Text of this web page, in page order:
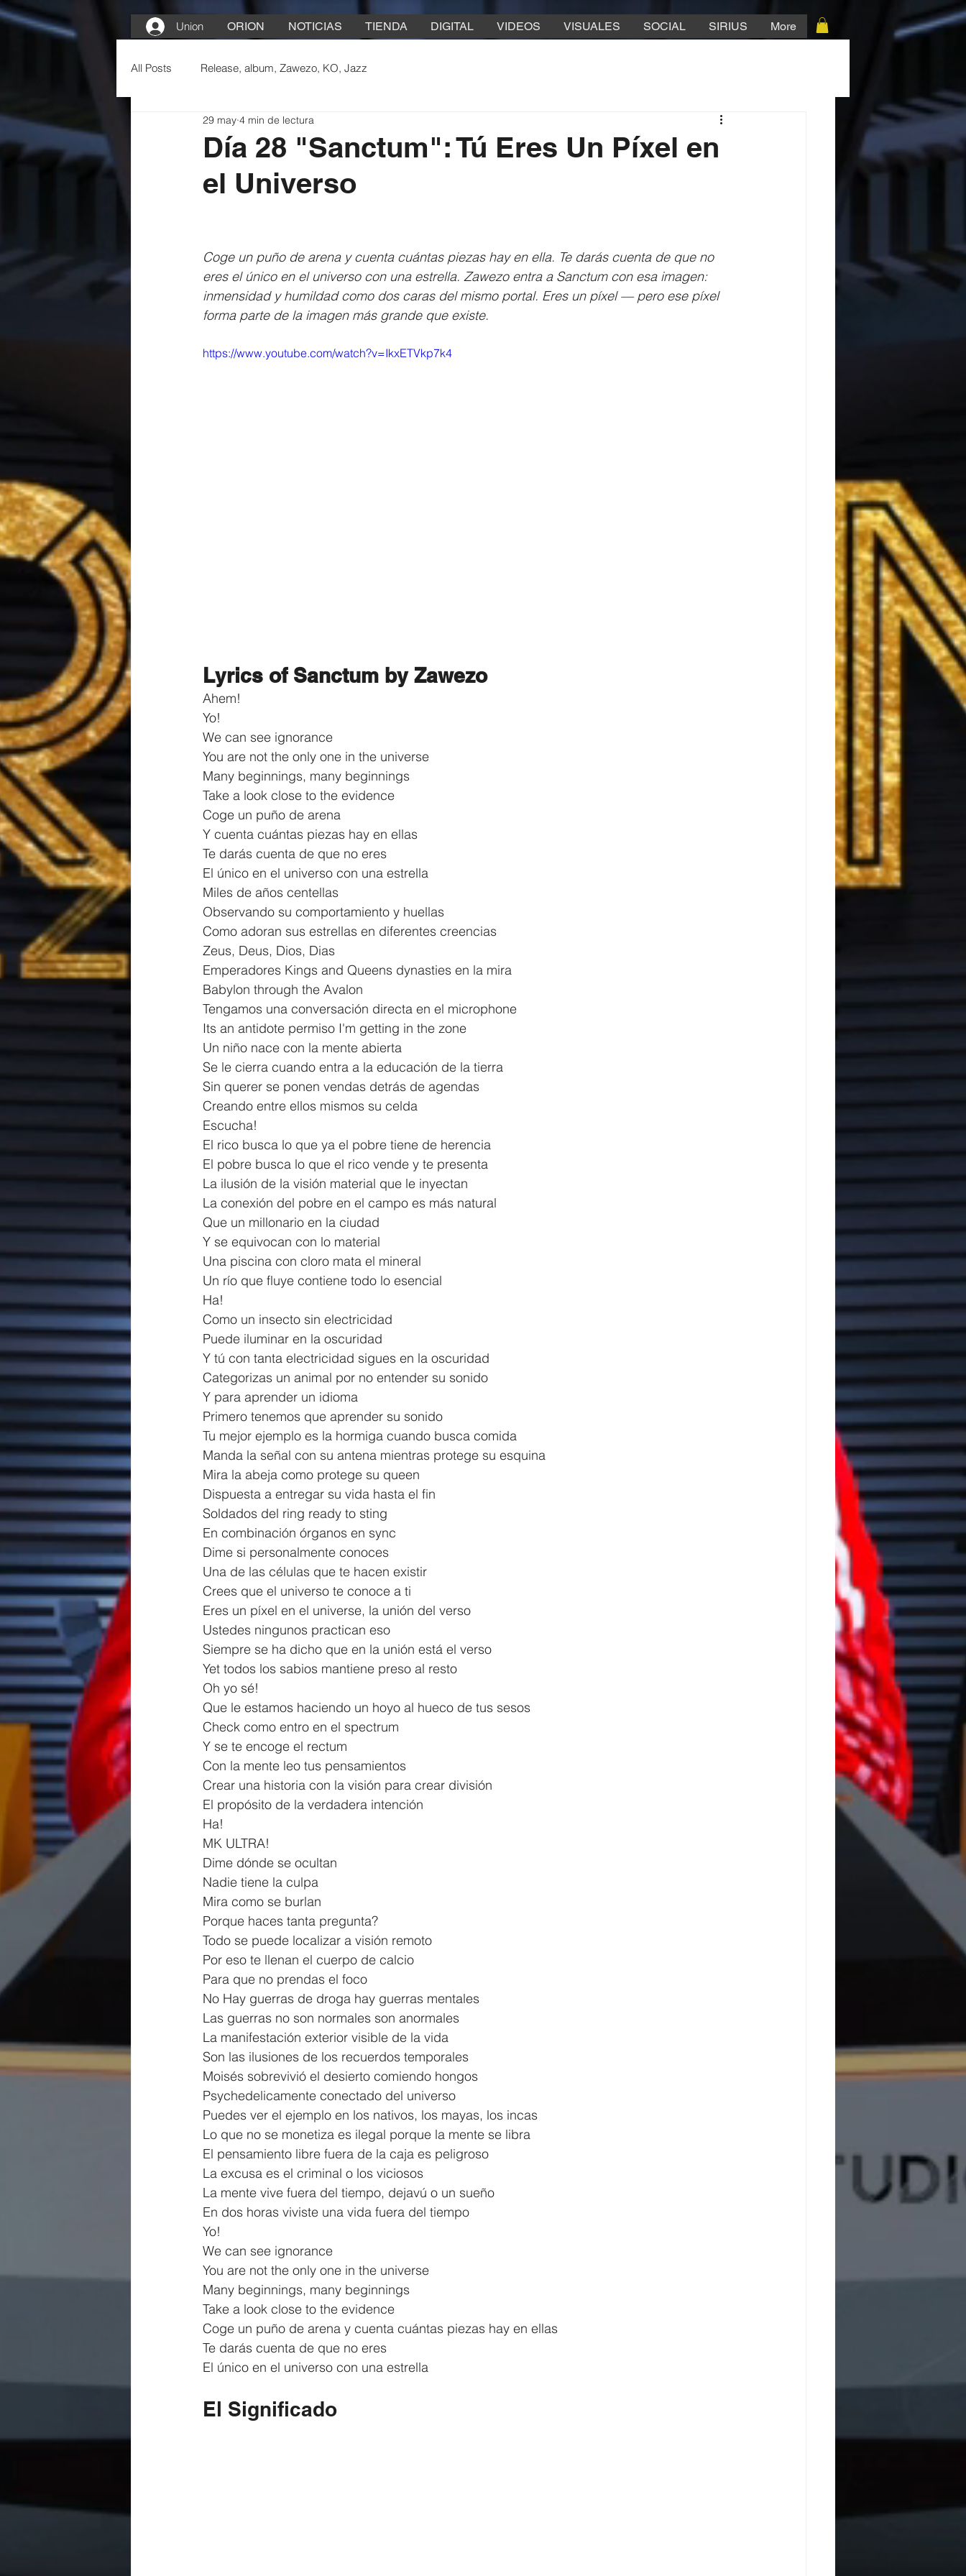
Union ORION NOTICIAS TIENDA DIGITAL VIDEOS VISUALES SOCIAL SIRIUS More
All Posts Release, album, Zawezo, KO, Jazz
Día 28 "Sanctum": Tú Eres Un Píxel en
el Universo
29 may 4 min de lectura
Coge un puño de arena y cuenta cuántas piezas hay en ella. Te darás cuenta de que no
eres el único en el universo con una estrella. Zawezo entra a Sanctum con esa imagen:
inmensidad y humildad como dos caras del mismo portal. Eres un píxel — pero ese píxel
forma parte de la imagen más grande que existe.
https://www.youtube.com/watch?v=IkxETVkp7k4
Lyrics of Sanctum by Zawezo
Ahem!
Yo!
We can see ignorance
You are not the only one in the universe
Many beginnings, many beginnings
Take a look close to the evidence
Coge un puño de arena
Y cuenta cuántas piezas hay en ellas
Te darás cuenta de que no eres
El único en el universo con una estrella
Miles de años centellas
Observando su comportamiento y huellas
Como adoran sus estrellas en diferentes creencias
Zeus, Deus, Dios, Dias
Emperadores Kings and Queens dynasties en la mira
Babylon through the Avalon
Tengamos una conversación directa en el microphone
Its an antidote permiso I'm getting in the zone
Un niño nace con la mente abierta
Se le cierra cuando entra a la educación de la tierra
Sin querer se ponen vendas detrás de agendas
Creando entre ellos mismos su celda
Escucha!
El rico busca lo que ya el pobre tiene de herencia
El pobre busca lo que el rico vende y te presenta
La ilusión de la visión material que le inyectan
La conexión del pobre en el campo es más natural
Que un millonario en la ciudad
Y se equivocan con lo material
Una piscina con cloro mata el mineral
Un río que fluye contiene todo lo esencial
Ha!
Como un insecto sin electricidad
Puede iluminar en la oscuridad
Y tú con tanta electricidad sigues en la oscuridad
Categorizas un animal por no entender su sonido
Y para aprender un idioma
Primero tenemos que aprender su sonido
Tu mejor ejemplo es la hormiga cuando busca comida
Manda la señal con su antena mientras protege su esquina
Mira la abeja como protege su queen
Dispuesta a entregar su vida hasta el fin
Soldados del ring ready to sting
En combinación órganos en sync
Dime si personalmente conoces
Una de las células que te hacen existir
Crees que el universo te conoce a ti
Eres un píxel en el universe, la unión del verso
Ustedes ningunos practican eso
Siempre se ha dicho que en la unión está el verso
Yet todos los sabios mantiene preso al resto
Oh yo sé!
Que le estamos haciendo un hoyo al hueco de tus sesos
Check como entro en el spectrum
Y se te encoge el rectum
Con la mente leo tus pensamientos
Crear una historia con la visión para crear división
El propósito de la verdadera intención
Ha!
MK ULTRA!
Dime dónde se ocultan
Nadie tiene la culpa
Mira como se burlan
Porque haces tanta pregunta?
Todo se puede localizar a visión remoto
Por eso te llenan el cuerpo de calcio
Para que no prendas el foco
No Hay guerras de droga hay guerras mentales
Las guerras no son normales son anormales
La manifestación exterior visible de la vida
Son las ilusiones de los recuerdos temporales
Moisés sobrevivió el desierto comiendo hongos
Psychedelicamente conectado del universo
Puedes ver el ejemplo en los nativos, los mayas, los incas
Lo que no se monetiza es ilegal porque la mente se libra
El pensamiento libre fuera de la caja es peligroso
La excusa es el criminal o los viciosos
La mente vive fuera del tiempo, dejavú o un sueño
En dos horas viviste una vida fuera del tiempo
Yo!
We can see ignorance
You are not the only one in the universe
Many beginnings, many beginnings
Take a look close to the evidence
Coge un puño de arena y cuenta cuántas piezas hay en ellas
Te darás cuenta de que no eres
El único en el universo con una estrella
El Significado